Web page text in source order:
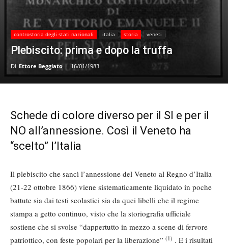
controstoria degli stati nazionali italia storia veneti
Plebiscito: prima e dopo la truffa
Di Ettore Beggiato - 16/01/1983
Schede di colore diverso per il SI e per il
NO all’annessione. Così il Veneto ha
“scelto” l’Italia
Il plebiscito che sancì l’annessione del Veneto al Regno d’Italia
(21-22 ottobre 1866) viene sistematicamente liquidato in poche
battute sia dai testi scolastici sia da quei libelli che il regime
stampa a getto continuo, visto che la storiografia ufficiale
sostiene che si svolse “dappertutto in mezzo a scene di fervore
patriottico, con feste popolari per la liberazione” (1) . E i risultati